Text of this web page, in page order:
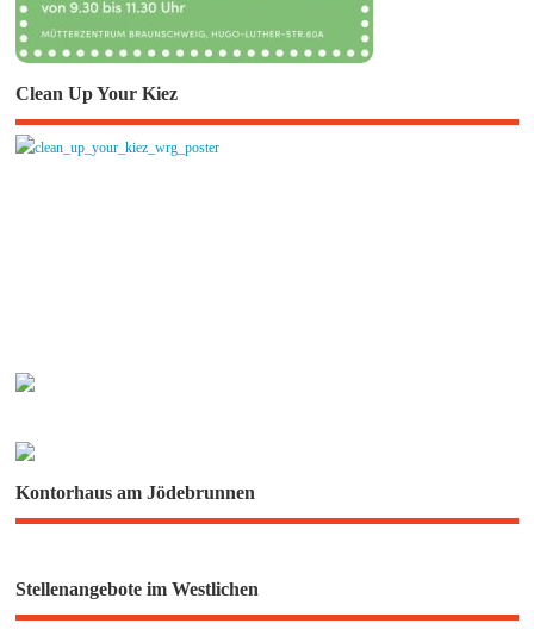
Clean Up Your Kiez
Kontorhaus am Jödebrunnen
Stellenangebote im Westlichen